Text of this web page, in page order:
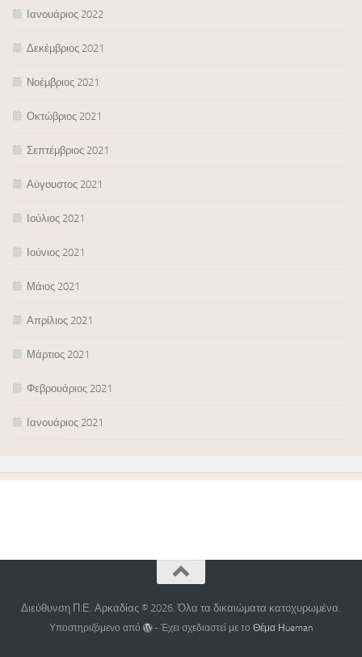
Ιανουάριος 2022
Δεκέμβριος 2021
Νοέμβριος 2021
Οκτώβριος 2021
Σεπτέμβριος 2021
Αύγουστος 2021
Ιούλιος 2021
Ιούνιος 2021
Μάιος 2021
Απρίλιος 2021
Μάρτιος 2021
Φεβρουάριος 2021
Ιανουάριος 2021
Διεύθυνση Π.Ε. Αρκαδίας © 2026. Όλα τα δικαιώματα κατοχυρωμένα.
Υποστηριζόμενο από - Έχει σχεδιαστεί με τοΘέμα Ηueman